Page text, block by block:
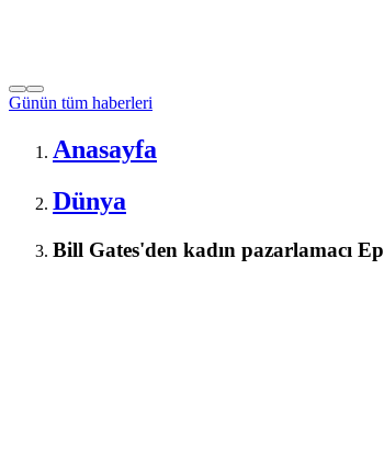
Günün tüm haberleri
Anasayfa
Dünya
Bill Gates'den kadın pazarlamacı